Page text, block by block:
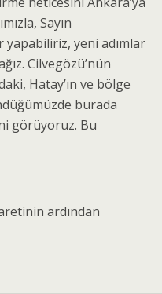
Sayın
yapabiliriz, yeni adımlar
Cilvegözü’nün
Hatay’ın ve bölge
burada
görüyoruz. Bu
ardından